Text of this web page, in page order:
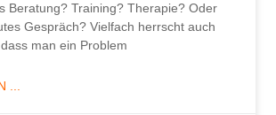
Beratung? Training? Therapie? Oder
Gespräch? Vielfach herrscht auch
man ein Problem
...